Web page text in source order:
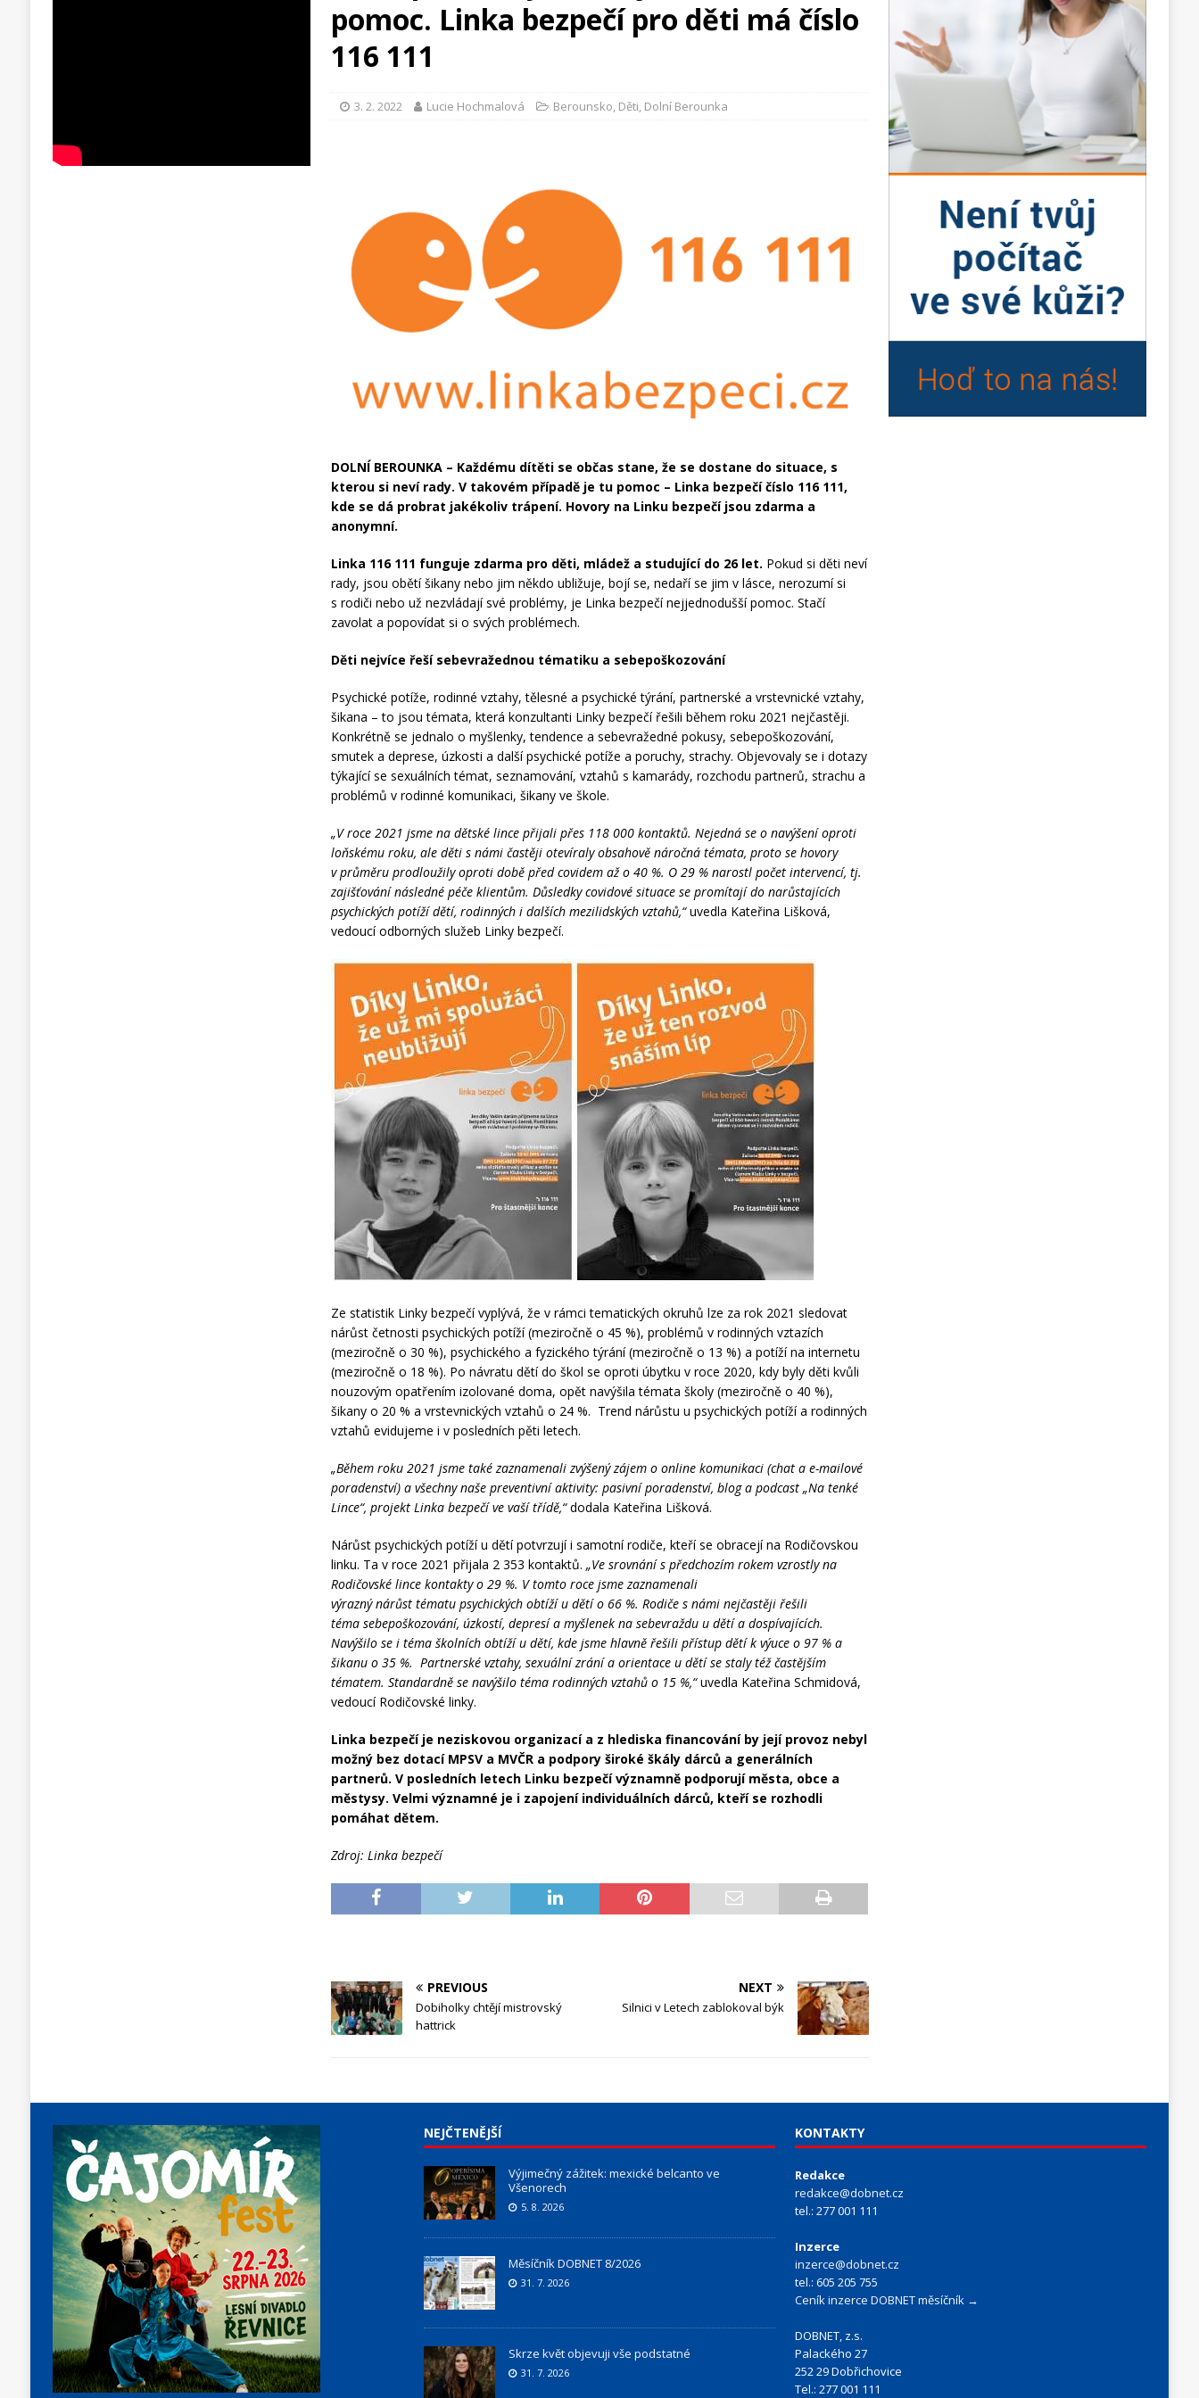
pomoc. Linka bezpečí pro děti má číslo
116 111
3. 2. 2022 Lucie Hochmalová Berounsko, Děti, Dolní Berounka
DOLNÍ BEROUNKA – Každému dítěti se občas stane, že se dostane do situace, s
kterou si neví rady. V takovém případě je tu pomoc – Linka bezpečí číslo 116 111,
kde se dá probrat jakékoliv trápení. Hovory na Linku bezpečí jsou zdarma a
anonymní.
Linka 116 111 funguje zdarma pro děti, mládež a studující do 26 let. Pokud si děti neví
rady, jsou obětí šikany nebo jim někdo ubližuje, bojí se, nedaří se jim v lásce, nerozumí si
s rodiči nebo už nezvládají své problémy, je Linka bezpečí nejjednodušší pomoc. Stačí
zavolat a popovídat si o svých problémech.
Děti nejvíce řeší sebevražednou tématiku a sebepoškozování
Psychické potíže, rodinné vztahy, tělesné a psychické týrání, partnerské a vrstevnické vztahy,
šikana – to jsou témata, která konzultanti Linky bezpečí řešili během roku 2021 nejčastěji.
Konkrétně se jednalo o myšlenky, tendence a sebevražedné pokusy, sebepoškozování,
smutek a deprese, úzkosti a další psychické potíže a poruchy, strachy. Objevovaly se i dotazy
týkající se sexuálních témat, seznamování, vztahů s kamarády, rozchodu partnerů, strachu a
problémů v rodinné komunikaci, šikany ve škole.
„V roce 2021 jsme na dětské lince přijali přes 118 000 kontaktů. Nejedná se o navýšení oproti
loňskému roku, ale děti s námi častěji otevíraly obsahově náročná témata, proto se hovory
v průměru prodloužily oproti době před covidem až o 40 %. O 29 % narostl počet intervencí, tj.
zajišťování následné péče klientům. Důsledky covidové situace se promítají do narůstajících
psychických potíží dětí, rodinných i dalších mezilidských vztahů,“uvedla Kateřina Lišková,
vedoucí odborných služeb Linky bezpečí.
Ze statistik Linky bezpečí vyplývá, že v rámci tematických okruhů lze za rok 2021 sledovat
nárůst četnosti psychických potíží (meziročně o 45 %), problémů v rodinných vztazích
(meziročně o 30 %), psychického a fyzického týrání (meziročně o 13 %) a potíží na internetu
(meziročně o 18 %). Po návratu dětí do škol se oproti úbytku v roce 2020, kdy byly děti kvůli
nouzovým opatřením izolované doma, opět navýšila témata školy (meziročně o 40 %),
šikany o 20 % a vrstevnických vztahů o 24 %. Trend nárůstu u psychických potíží a rodinných
vztahů evidujeme i v posledních pěti letech.
„Během roku 2021 jsme také zaznamenali zvýšený zájem o online komunikaci (chat a e-mailové
poradenství) a všechny naše preventivní aktivity: pasivní poradenství, blog a podcast „Na tenké
Lince“, projekt Linka bezpečí ve vaší třídě,“dodala Kateřina Lišková.
Nárůst psychických potíží u dětí potvrzují i samotní rodiče, kteří se obracejí na Rodičovskou
linku. Ta v roce 2021 přijala 2 353 kontaktů.„Ve srovnání s předchozím rokem vzrostly na
Rodičovské lince kontakty o 29 %. V tomto roce jsme zaznamenali
výrazný nárůst tématu psychických obtíží u dětí o 66 %. Rodiče s námi nejčastěji řešili
téma sebepoškozování, úzkostí, depresí a myšlenek na sebevraždu u dětí a dospívajících.
Navýšilo se i téma školních obtíží u dětí, kde jsme hlavně řešili přístup dětí k výuce o 97 % a
šikanu o 35 %. Partnerské vztahy, sexuální zrání a orientace u dětí se staly též častějším
tématem. Standardně se navýšilo téma rodinných vztahů o 15 %,“uvedla Kateřina Schmidová,
vedoucí Rodičovské linky.
Linka bezpečí je neziskovou organizací a z hlediska financování by její provoz nebyl
možný bez dotací MPSV a MVČR a podpory široké škály dárců a generálních
partnerů. V posledních letech Linku bezpečí významně podporují města, obce a
městysy. Velmi významné je i zapojení individuálních dárců, kteří se rozhodli
pomáhat dětem.
Zdroj: Linka bezpečí
PREVIOUS
Dobiholky chtějí mistrovský
hattrick
NEXT
Silnici v Letech zablokoval býk
NEJČTENĚJŠÍ
Výjimečný zážitek: mexické belcanto ve
Všenorech
5. 8. 2026
Měsíčník DOBNET 8/2026
31. 7. 2026
Skrze květ objevuji vše podstatné
31. 7. 2026
KONTAKTY
Redakce
redakce@dobnet.cz
tel.: 277 001 111
Inzerce
inzerce@dobnet.cz
tel.: 605 205 755
Ceník inzerce DOBNET měsíčník →
DOBNET, z.s.
Palackého 27
252 29 Dobřichovice
Tel.: 277 001 111